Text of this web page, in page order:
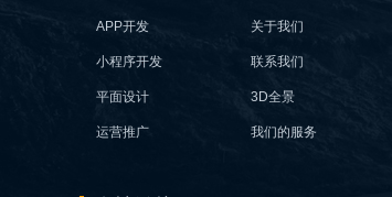
APP开发
小程序开发
平面设计
运营推广
关于我们
联系我们
3D全景
我们的服务